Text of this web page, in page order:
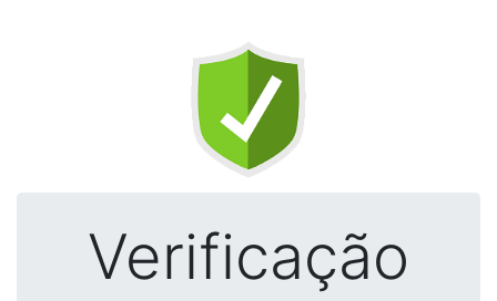
Verificação